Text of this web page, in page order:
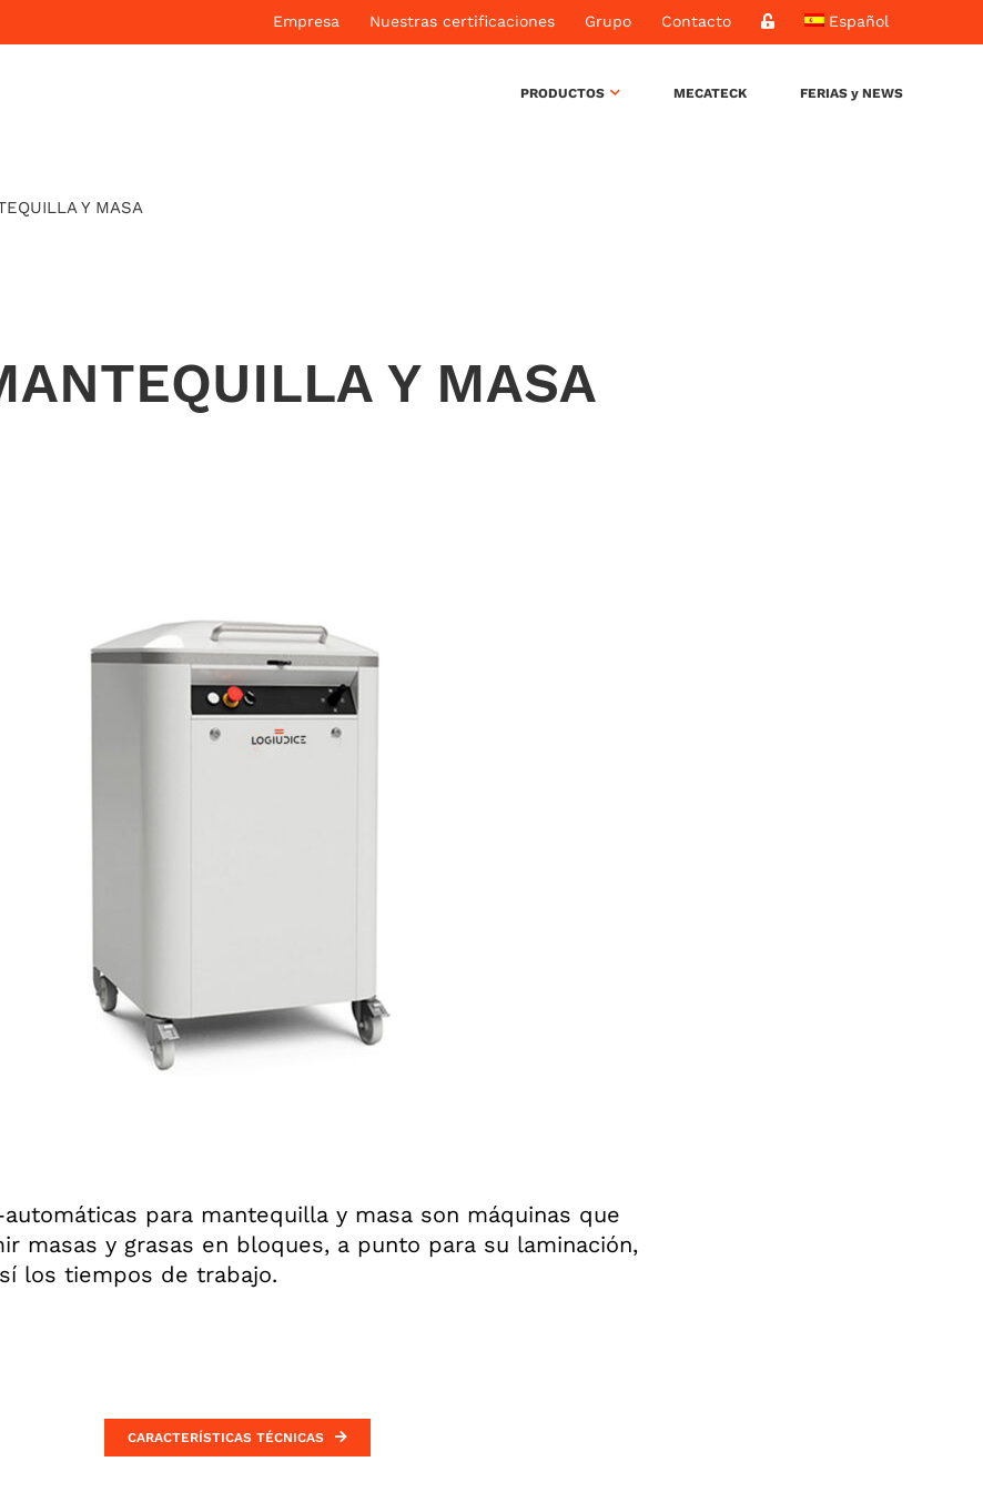
Empresa Nuestras certificaciones Grupo Contacto Español
PRODUCTOS MECATECK FERIAS y NEWS
Y MASA
Y MASA
para mantequilla y masa son máquinas que
masas y grasas en bloques, a punto para su laminación,
los tiempos de trabajo.
CARACTERÍSTICAS TÉCNICAS